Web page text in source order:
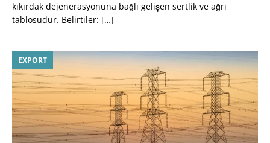
kıkırdak dejenerasyonuna bağlı gelişen sertlik ve ağrı
tablosudur. Belirtiler: […]
EXPORT